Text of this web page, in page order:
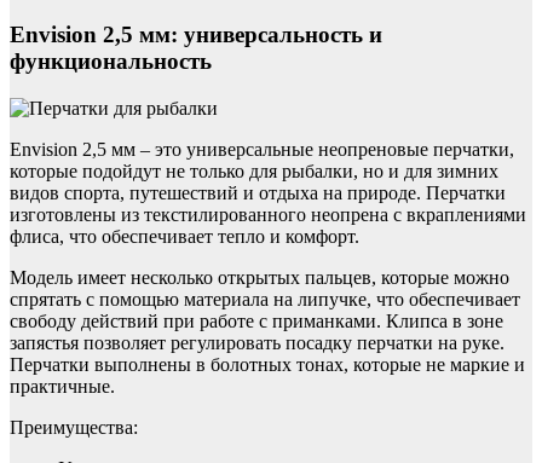
Envision 2,5 мм: универсальность и
функциональность
Envision 2,5 мм – это универсальные неопреновые перчатки,
которые подойдут не только для рыбалки, но и для зимних
видов спорта, путешествий и отдыха на природе. Перчатки
изготовлены из текстилированного неопрена с вкраплениями
флиса, что обеспечивает тепло и комфорт.
Модель имеет несколько открытых пальцев, которые можно
спрятать с помощью материала на липучке, что обеспечивает
свободу действий при работе с приманками. Клипса в зоне
запястья позволяет регулировать посадку перчатки на руке.
Перчатки выполнены в болотных тонах, которые не маркие и
практичные.
Преимущества: